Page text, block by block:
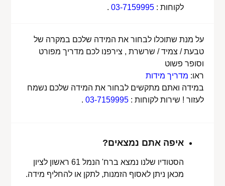
לקוחות :03-7159995
.
על מנת שתוכלו לבחור את המידה שלכם במקרה של
טבעת / צמיד / שרשרת , צירפנו לכם מדריך מפורט
וסופר פשוט
ראו: מדריך מידות
במידה ואתם מתקשים לבחור את המידה שלכם נשמח
לעזור ! שירות לקוחות :03-7159995
.
איפה אתם נמצאים?
הסטודיו שלנו נמצא ברח' הנמל 61 ראשון לציון
מכאן ניתן לאסוף הזמנות, לתקן או להחליף מידה.